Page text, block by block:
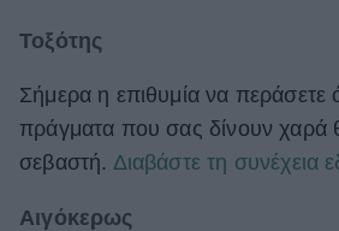
Τοξότης
Σήμερα η επιθυμία να περάσετε
πράγματα που σας δίνουν χαρά
σεβαστή. Διαβάστε τη συνέχεια
Αιγόκερως